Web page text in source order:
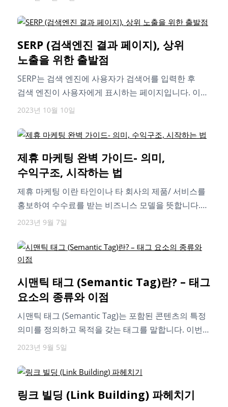
SERP (검색엔진 결과 페이지), 상위
노출을 위한 출발점
SERP는 검색 엔진에 사용자가 검색어를 입력한 후
검색 엔진이 사용자에게 표시하는 페이지입니다. 이번
글에서는 SERP가 SEO에서 중요한 이유와…
2023년 10월 10일
제휴 마케팅 완벽 가이드- 의미,
수익구조, 시작하는 법
제휴 마케팅 이란 타인이나 타 회사의 제품/ 서비스를
홍보하여 수수료를 받는 비즈니스 모델을 뜻합니다.
오늘은 제휴 마케팅이 무엇인지,…
2023년 9월 7일
시맨틱 태그 (Semantic Tag)란? – 태그
요소의 종류와 이점
시맨틱 태그 (Semantic Tag)는 포함된 콘텐츠의 특정
의미를 정의하고 목적을 갖는 태그를 말합니다. 이번
글을 통해 시맨틱 태그…
2023년 9월 5일
링크 빌딩 (Link Building) 파헤치기